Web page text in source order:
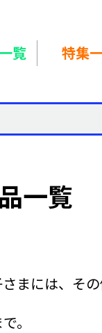
覧 特集
一覧
まには、そ
。